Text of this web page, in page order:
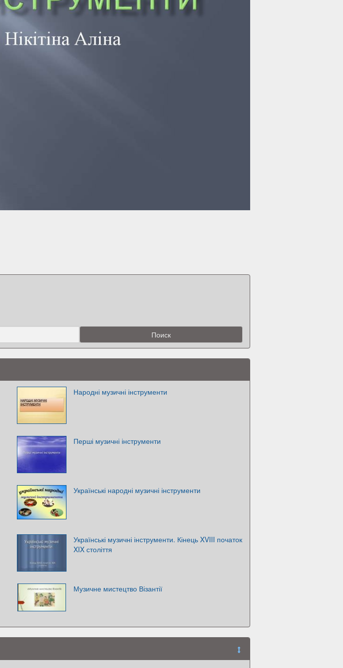
Народні музичні інструменти
Перші музичні інструменти
Українські народні музичні інструменти
Українські музичні інструменти. Кінець XVIII початок
XIX століття
Музичне мистецтво Візантії